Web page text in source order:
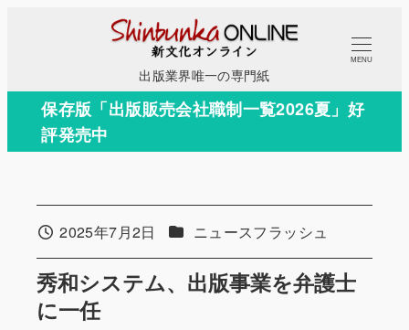
コ
テ
出版業界唯一の専門紙
MENU
保存版「出版販売会社職制一覧2026夏」好
評発売中
秀和システム、出版事業を弁護士
に一任
投稿日2025年7月2日 カテゴリー
ニュースフラッシュ